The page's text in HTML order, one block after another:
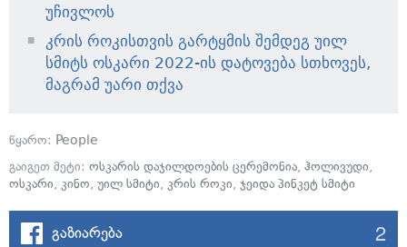
უჩივლოს
კრის როკისთვის გარტყმის შემდეგ უილ
სმიტს ოსკარი 2022-ის დატოვება სთხოვეს,
მაგრამ უარი თქვა
წყარო: People
გაიგეთ მეტი: ოსკარის დაჯილდოების ცერემონია, ჰოლივუდი,
ოსკარი, კინო, უილ სმიტი, კრის როკი, ჯეიდა პინკეტ სმიტი
გაზიარება 2